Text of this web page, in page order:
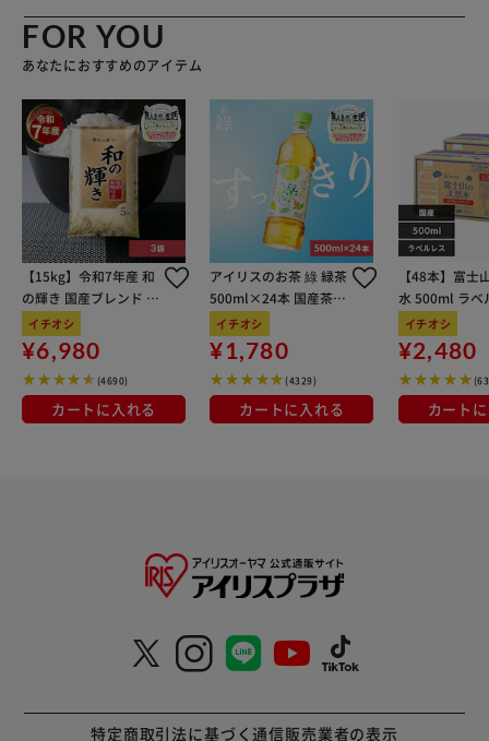
ます。 ※使わない時は、付属のコンセントキャップと、一
緒にコンセントに差し込めます。 【注意点】 [プラグ適合サ
イズ]縦：2cm×横2.5cm以内。 ※適合サイズであっても形
状によっては使用できない場合があります。 ※取り扱う際
はぬれた手で触らないでください。 ※適合サイズに合わな
いプラグを無理に差し込まないでください。変形や破損の原
因となる場合があります。 ※小さなお子様が手を触れない
よう、ご注意ください。 ※火気のそばや高温になる場所で
の使用は避けてください。 ※本品はトラッキング火災の防
止を完全に保証するものではありません。 ※本来の用途以
外には使用しないでください。 ※カメラやモニターの性質
により、画像と実物の色の違いがある場合がございますので
ご理解願います。 【ご利用シーン】 プレゼント 贈り物 ギフ
ト お返し 引っ越し祝い 新生活 お祝い 内祝い
FOR YOU
あなたにおすすめのアイテム
【15kg】令和7年産 和
の輝き 国産ブレンド 5
kg×3袋
イチオシ
¥6,980
(4690)
カートに入れる
アイリスのお茶 綠 緑茶
500ml×24本 国産茶葉
100％使用
イチオシ
¥1,780
(4329)
カートに入れる
【48本】富士
水 500ml ラベ
イチオシ
¥2,480
カート
特定商取引法に基づく通信販売業者の表示